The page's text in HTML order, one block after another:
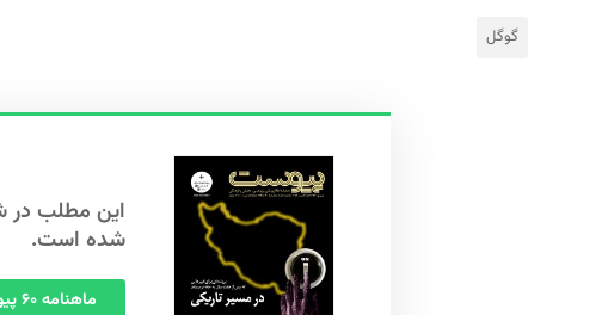
گوگل
شده است.
ماهنامه ۶۰ پیوست